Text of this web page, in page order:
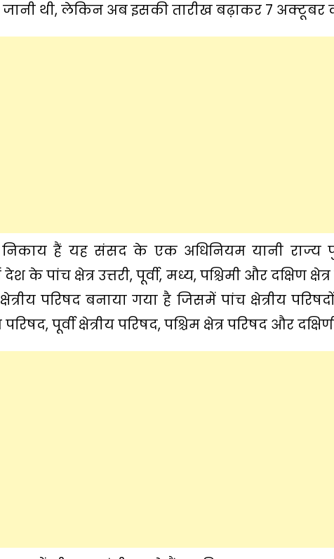
थी, लेकिन अब इसकी तारीख बढ़ाकर 7 अक्टूबर
निकाय हैं यह संसद के एक अधिनियम यानी राज्य
के पांच क्षेत्र उत्तरी, पूर्वी, मध्य, पश्चिमी और दक्षिण
परिषद बनाया गया है जिसमें पांच क्षेत्रीय
परिषद, पूर्वी क्षेत्रीय परिषद, पश्चिम क्षेत्र परिषद और